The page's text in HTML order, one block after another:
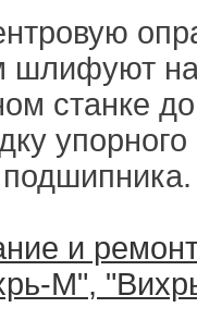
шлифуют
станке
подшипника.
и
М",